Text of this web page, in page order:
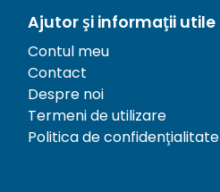
Ajutor și informații utile
Contul meu
Contact
Despre noi
Termeni de utilizare
Politica de confidențialitate